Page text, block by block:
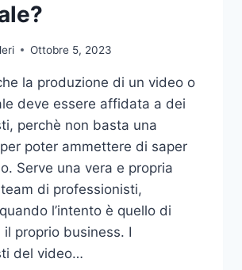
Ottobre 5, 2023
la produzione di un video o
deve essere affidata a dei
perchè non basta una
poter ammettere di saper
Serve una vera e propria
di professionisti,
l’intento è quello di
il proprio business. I
del video…